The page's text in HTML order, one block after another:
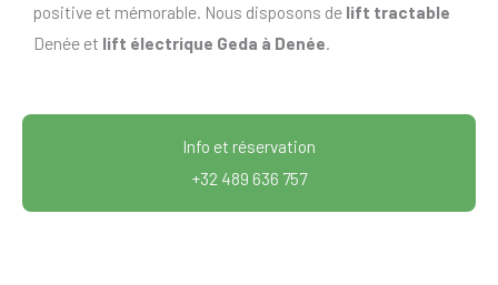
positive et mémorable. Nous disposons de lift tractable
Denée et lift électrique Geda à Denée.
Info et réservation
+32 489 636 757